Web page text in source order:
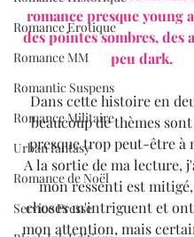
Romance Erotique
Romance MM
Romantic Suspens
Romance Militaire
Urban fantasy
Romance de Noël
Service Presse
romance presque young
des pointes sombres, des
peu dark.
Dans cette histoire en
beaucoup de thèmes
presque trop peut-être à
A la sortie de ma lecture,
mon ressenti est
choses m'intriguent et
mon attention, mais